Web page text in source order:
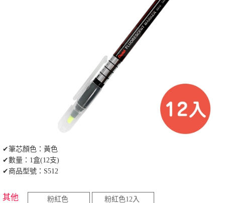
✔筆芯顏色：黃色
✔數量：1盒(12支)
✔商品型號：S512
其他
粉紅色 粉紅色12入